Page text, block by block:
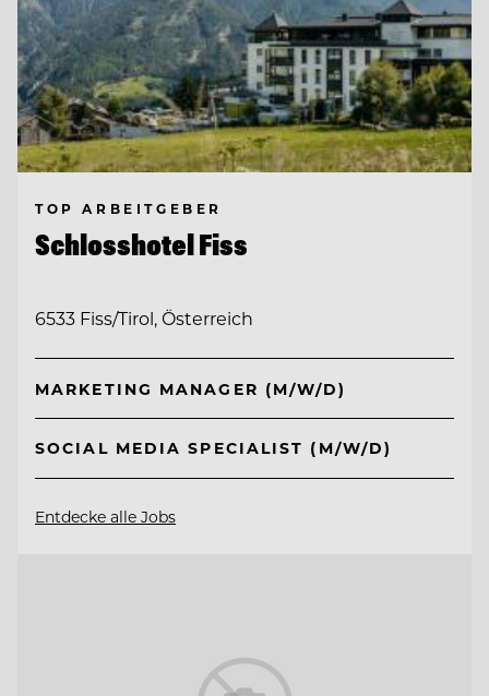
TOP ARBEITGEBER
Schlosshotel Fiss
6533 Fiss/Tirol, Österreich
MARKETING MANAGER (M/W/D)
SOCIAL MEDIA SPECIALIST (M/W/D)
Entdecke alle Jobs